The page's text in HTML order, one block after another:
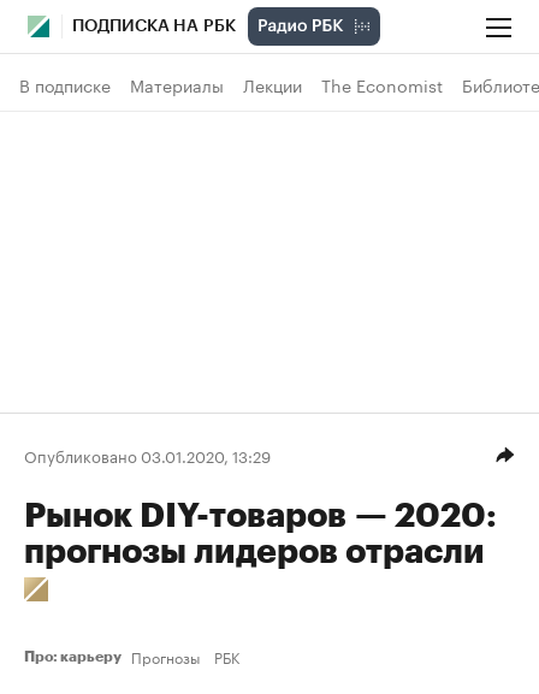
ПОДПИСКА НА РБК
В подписке Материалы Лекции The Economist
Опубликовано 03.01.2020, 13:29
Рынок DIY-товаров — 2020:
прогнозы лидеров отрасли
Про: карьеру Прогнозы РБК